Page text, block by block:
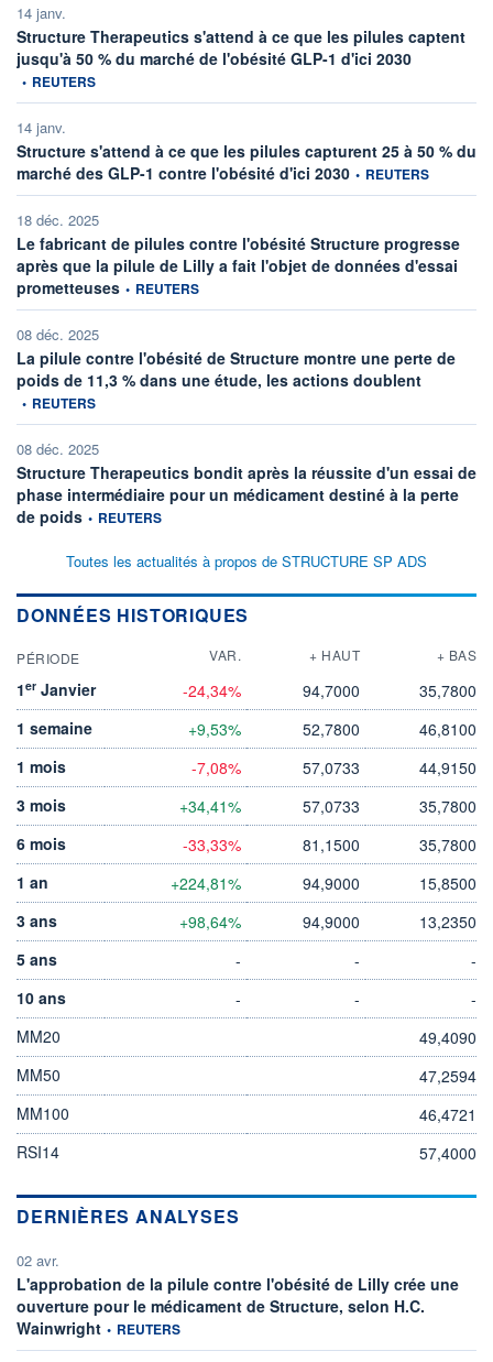
14 janv.
Structure Therapeutics s'attend à ce que les pilules captent
jusqu'à 50 % du marché de l'obésité GLP-1 d'ici 2030information
• REUTERS
14 janv.
Structure s'attend à ce que les pilules capturent 25 à 50 % du
marché des GLP-1 contre l'obésité d'ici 2030information fournie par
• REUTERS
18 déc. 2025
Le fabricant de pilules contre l'obésité Structure progresse
après que la pilule de Lilly a fait l'objet de données d'essai
prometteuses information fournie par
• REUTERS
08 déc. 2025
La pilule contre l'obésité de Structure montre une perte de
poids de 11,3 % dans une étude, les actions doublentinformation
• REUTERS
08 déc. 2025
Structure Therapeutics bondit après la réussite d'un essai de
phase intermédiaire pour un médicament destiné à la perte
de poids information fournie par
• REUTERS
Toutes les actualités à propos de STRUCTURE SP ADS
DONNÉES HISTORIQUES
PÉRIODE VAR. + HAUT + BAS
1er Janvier -24,34% 94,7000
35,7800
1 semaine
+9,53% 52,7800
46,8100
1 mois
-7,08% 57,0733
44,9150
3 mois
+34,41% 57,0733
35,7800
6 mois
-33,33% 81,1500
35,7800
1 an
+224,81% 94,9000
15,8500
3 ans
+98,64% 94,9000
13,2350
5 ans
- -
-
10 ans
- -
-
MM20
49,4090
MM50
47,2594
MM100
46,4721
RSI14
57,4000
DERNIÈRES ANALYSES
02 avr.
L'approbation de la pilule contre l'obésité de Lilly crée une
ouverture pour le médicament de Structure, selon H.C.
Wainwrightinformation fournie par
• REUTERS